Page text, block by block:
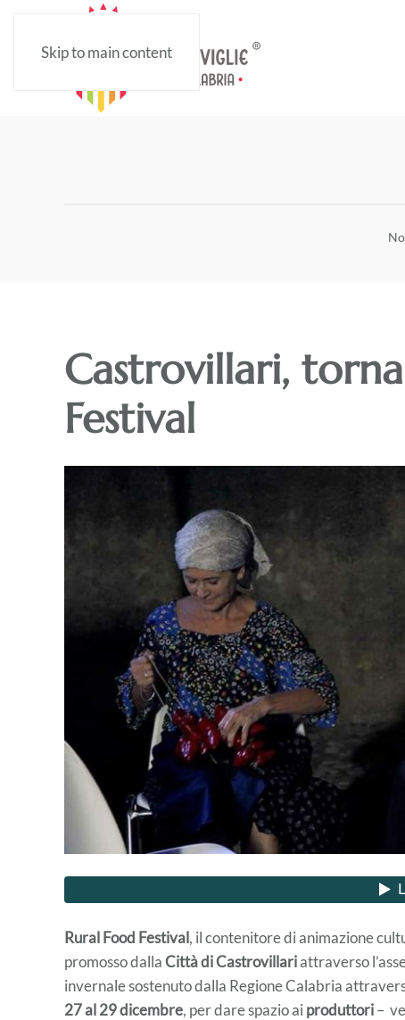
Skip to main content
Castrovillari,
Festival
Rural Food Festival, il contenitore di animazione
promosso dallaCittà di Castrovillariattraverso
invernale sostenuto dalla Regione Calabria
27 al 29 dicembre, per dare spazio ai produttori–